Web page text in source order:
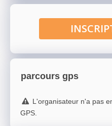
parcours gps
L'organisateur n'a pas
GPS.